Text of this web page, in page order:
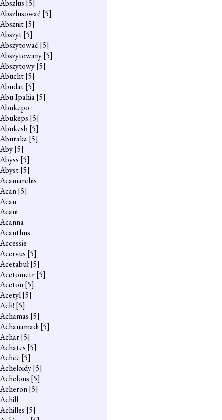
Abszlus [5]
Abszlusować [5]
Absznit[5]
Abszyt[5]
Abszytować [5]
Abszytowany[5]
Abszytowy[5]
Abucht[5]
Abudat[5]
Abu-Ipahia[5]
Abukepo
Abukeps [5]
Abukesb [5]
Abutaka[5]
Aby[5]
Abyss [5]
Abyst[5]
Acamarchis
Acan[5]
Acan
Acani
Acanna
Acanthus
Accessie
Acervus [5]
Acetabuł[5]
Acetometr[5]
Aceton[5]
Acetyl[5]
Ach! [5]
Achamas [5]
Achanamadi[5]
Achar[5]
Achates [5]
Achce [5]
Acheloidy[5]
Achelous [5]
Acheron[5]
Achill
Achilles [5]